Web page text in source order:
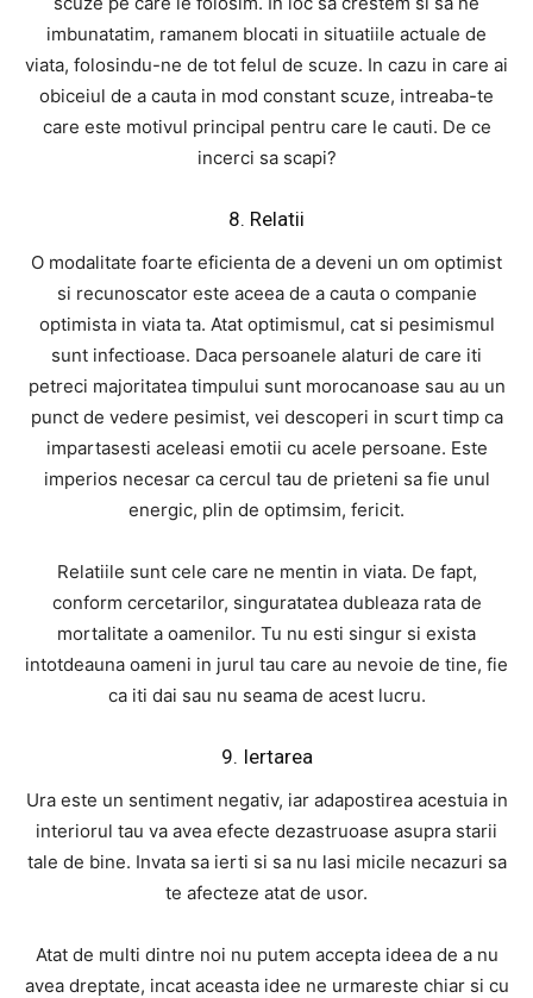
imbunatatim, ramanem blocati in situatiile actuale de
viata, folosindu-ne de tot felul de scuze. In cazu in care ai
obiceiul de a cauta in mod constant scuze, intreaba-te
care este motivul principal pentru care le cauti. De ce
incerci sa scapi?
8. Relatii
O modalitate foarte eficienta de a deveni un om optimist
si recunoscator este aceea de a cauta o companie
optimista in viata ta. Atat optimismul, cat si pesimismul
sunt infectioase. Daca persoanele alaturi de care iti
petreci majoritatea timpului sunt morocanoase sau au un
punct de vedere pesimist, vei descoperi in scurt timp ca
impartasesti aceleasi emotii cu acele persoane. Este
imperios necesar ca cercul tau de prieteni sa fie unul
energic, plin de optimsim, fericit.
Relatiile sunt cele care ne mentin in viata. De fapt,
conform cercetarilor, singuratatea dubleaza rata de
mortalitate a oamenilor. Tu nu esti singur si exista
intotdeauna oameni in jurul tau care au nevoie de tine, fie
ca iti dai sau nu seama de acest lucru.
9. Iertarea
Ura este un sentiment negativ, iar adapostirea acestuia in
interiorul tau va avea efecte dezastruoase asupra starii
tale de bine. Invata sa ierti si sa nu lasi micile necazuri sa
te afecteze atat de usor.
Atat de multi dintre noi nu putem accepta ideea de a nu
avea dreptate, incat aceasta idee ne urmareste chiar si cu